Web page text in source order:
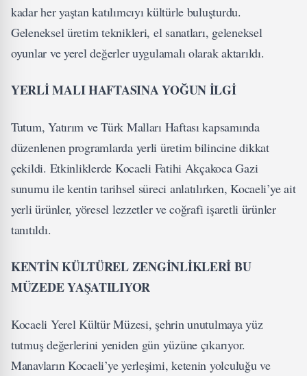
kadar her yaştan katılımcıyı kültürle buluşturdu.
Geleneksel üretim teknikleri, el sanatları, geleneksel
oyunlar ve yerel değerler uygulamalı olarak aktarıldı.
YERLİ MALI HAFTASINA YOĞUN İLGİ
Tutum, Yatırım ve Türk Malları Haftası kapsamında
düzenlenen programlarda yerli üretim bilincine dikkat
çekildi. Etkinliklerde Kocaeli Fatihi Akçakoca Gazi
sunumu ile kentin tarihsel süreci anlatılırken, Kocaeli’ye ait
yerli ürünler, yöresel lezzetler ve coğrafi işaretli ürünler
tanıtıldı.
KENTİN KÜLTÜREL ZENGİNLİKLERİ BU
MÜZEDE YAŞATILIYOR
Kocaeli Yerel Kültür Müzesi, şehrin unutulmaya yüz
tutmuş değerlerini yeniden gün yüzüne çıkarıyor.
Manavların Kocaeli’ye yerleşimi, ketenin yolculuğu ve